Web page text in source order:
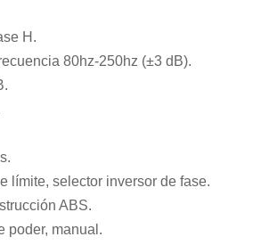
H.
80hz-250hz (±3 dB).
límite, selector inversor de fase.
ABS.
poder, manual.